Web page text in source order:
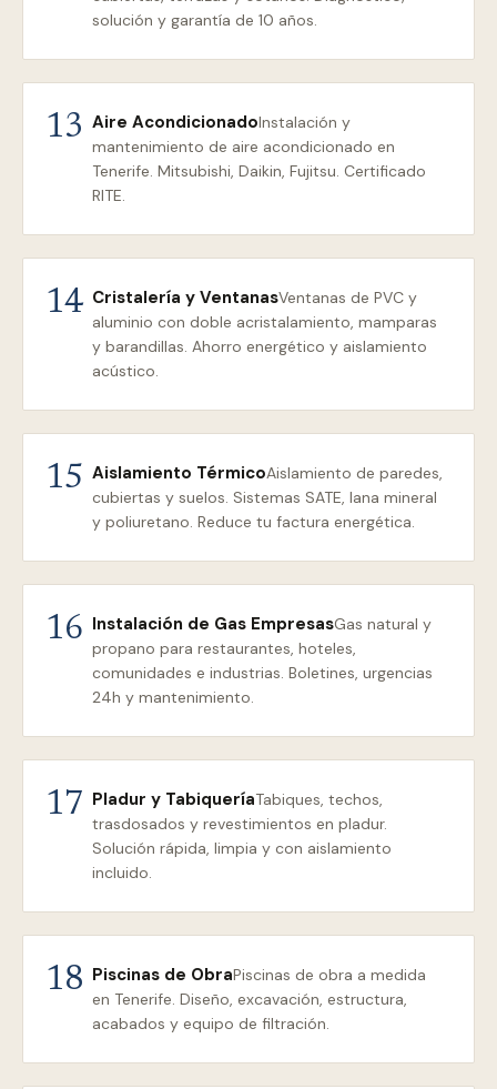
solución y garantía de 10 años.
13 Aire AcondicionadoInstalación y
mantenimiento de aire acondicionado en
Tenerife. Mitsubishi, Daikin, Fujitsu. Certificado
RITE.
14 Cristalería y VentanasVentanas de PVC y
aluminio con doble acristalamiento, mamparas
y barandillas. Ahorro energético y aislamiento
acústico.
15 Aislamiento TérmicoAislamiento de paredes,
cubiertas y suelos. Sistemas SATE, lana mineral
y poliuretano. Reduce tu factura energética.
16 Instalación de Gas EmpresasGas natural y
propano para restaurantes, hoteles,
comunidades e industrias. Boletines, urgencias
24h y mantenimiento.
17 Pladur y TabiqueríaTabiques, techos,
trasdosados y revestimientos en pladur.
Solución rápida, limpia y con aislamiento
incluido.
18 Piscinas de ObraPiscinas de obra a medida
en Tenerife. Diseño, excavación, estructura,
acabados y equipo de filtración.